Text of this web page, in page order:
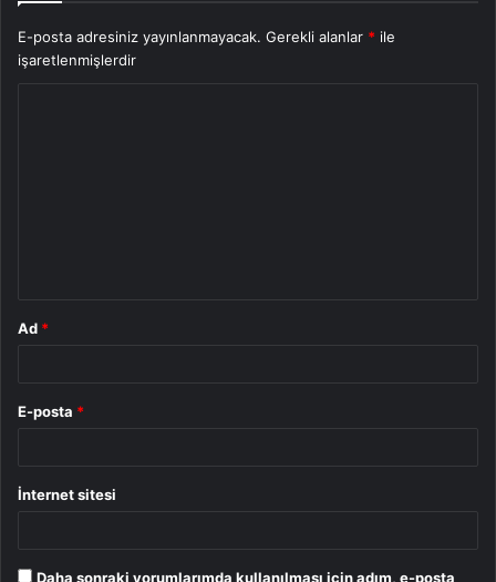
E-posta adresiniz yayınlanmayacak. Gerekli alanlar * ile
işaretlenmişlerdir
Ad *
E-posta *
İnternet sitesi
Daha sonraki yorumlarımda kullanılması için adım, e-posta